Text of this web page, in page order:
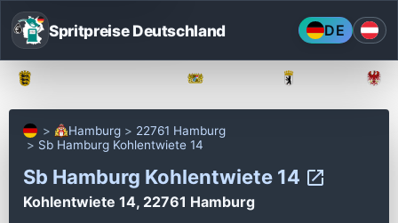
Spritpreise Deutschland DE
Hamburg
22761 Hamburg
Sb Hamburg Kohlentwiete 14
Sb Hamburg Kohlentwiete 14
Kohlentwiete 14, 22761 Hamburg